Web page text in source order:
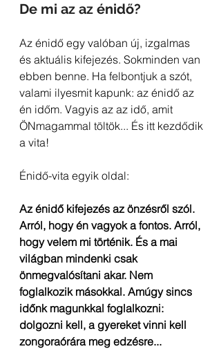
De mi az az énidő?
Az énidő egy valóban új, izgalmas
és aktuális kifejezés. Sokminden van
ebben benne. Ha felbontjuk a szót,
valami ilyesmit kapunk: az énidő az
én időm. Vagyis az az idő, amit
ÖNmagammal töltök... És itt kezdődik
a vita!
Énidő-vita egyik oldal:
Az énidő kifejezés az önzésről szól.
Arról, hogy én vagyok a fontos. Arról,
hogy velem mi történik. És a mai
világban mindenki csak
önmegvalósítani akar. Nem
foglalkozik másokkal. Amúgy sincs
időnk magunkkal foglalkozni:
dolgozni kell, a gyereket vinni kell
zongoraórára meg edzésre...